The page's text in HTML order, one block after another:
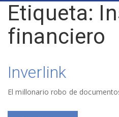
Etiqueta:
financiero
Inverlink
El millonario robo de